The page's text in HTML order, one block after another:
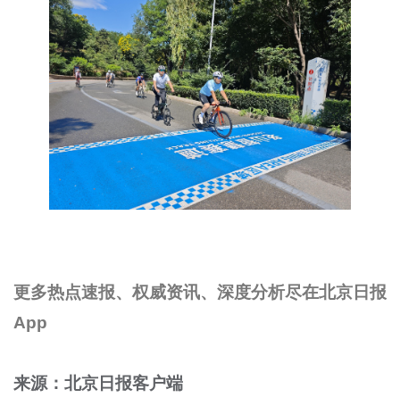
更多热点速报、权威资讯、深度分析尽在北京日报
App
来源：北京日报客户端